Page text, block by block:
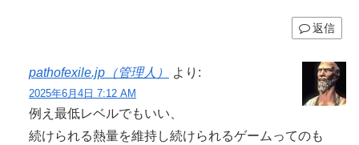
返信
pathofexile.jp（管理人） より:
2025年6月4日 7:12 AM
例え最低レベルでもいい、
続けられる熱量を維持し続けられるゲームってのも